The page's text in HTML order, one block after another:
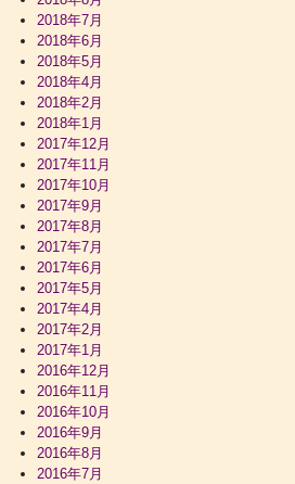
2018年7月
2018年6月
2018年5月
2018年4月
2018年2月
2018年1月
2017年12月
2017年11月
2017年10月
2017年9月
2017年8月
2017年7月
2017年6月
2017年5月
2017年4月
2017年2月
2017年1月
2016年12月
2016年11月
2016年10月
2016年9月
2016年8月
2016年7月